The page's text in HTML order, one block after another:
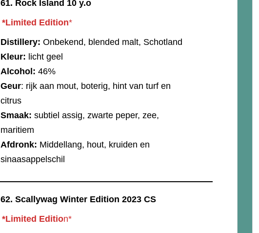
61. Rock Island 10 y.o
*Limited Edition*
Distillery: Onbekend, blended malt, Schotland
Kleur: licht geel
Alcohol: 46%
Geur: rijk aan mout, boterig, hint van turf en
citrus
Smaak: subtiel assig, zwarte peper, zee,
maritiem
Afdronk: Middellang, hout, kruiden en
sinaasappelschil
62. Scallywag Winter Edition 2023 CS
*Limited Edition*